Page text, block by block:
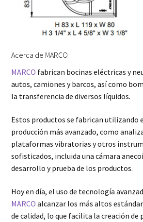
Acerca de MARCO
MARCO fabrican bocinas eléctricas y
autos, camiones y barcos, así como
la transferencia de diversos líquidos.
Estos productos se fabrican utilizando
producción más avanzado, como
plataformas vibratorias y otros
sofisticados, incluida una cámara
desarrollo y prueba de los productos.
Hoy en día, el uso de tecnología
MARCO alcanzar los más altos
de calidad, lo que facilita la creación de